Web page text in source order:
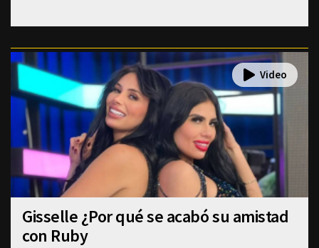
Gisselle ¿Por qué se acabó su amistad
con Ruby